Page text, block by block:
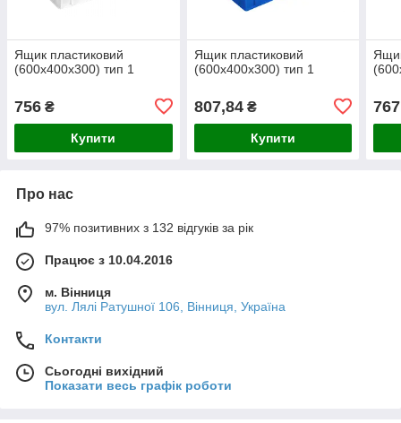
Ящик пластиковий
(600х400х300) тип 1
756 ₴
Купити
Ящик пластиковий
(600х400х300) тип 1
807,84₴
Купити
Про нас
97% позитивних з 132 відгуків за рік
Працює з 10.04.2016
м. Вінниця
вул. Лялі Ратушної 106, Вінниця, Україна
Контакти
Сьогодні вихідний
Показати весь графік роботи